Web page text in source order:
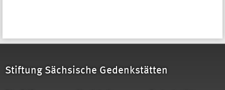
Stiftung Sächsische Gedenkstätten